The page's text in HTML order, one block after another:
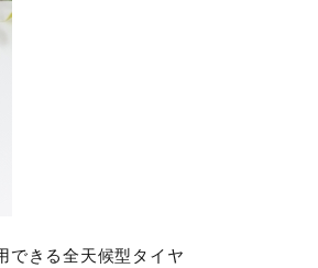
できる全天候型タイヤ